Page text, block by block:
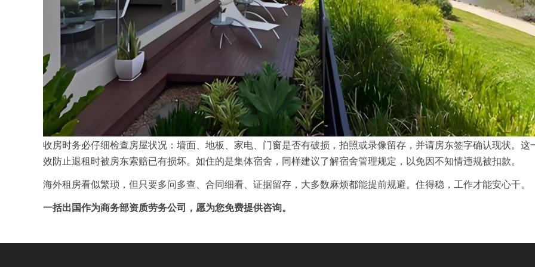
收房时务必仔细检查房屋状况：墙面、地板、家电、门窗是否有破损，拍照或录像留存，并请房东签字确认现状。这
效防止退租时被房东索赔已有损坏。如住的是集体宿舍，同样建议了解宿舍管理规定，以免因不知情违规被扣款。
海外租房看似繁琐，但只要多问多查、合同细看、证据留存，大多数麻烦都能提前规避。住得稳，工作才能安心干。
一括出国作为商务部资质劳务公司，愿为您免费提供咨询。